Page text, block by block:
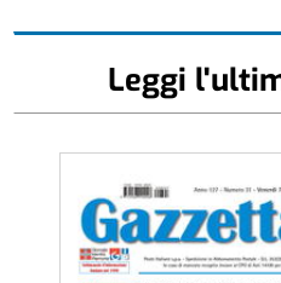
Leggi